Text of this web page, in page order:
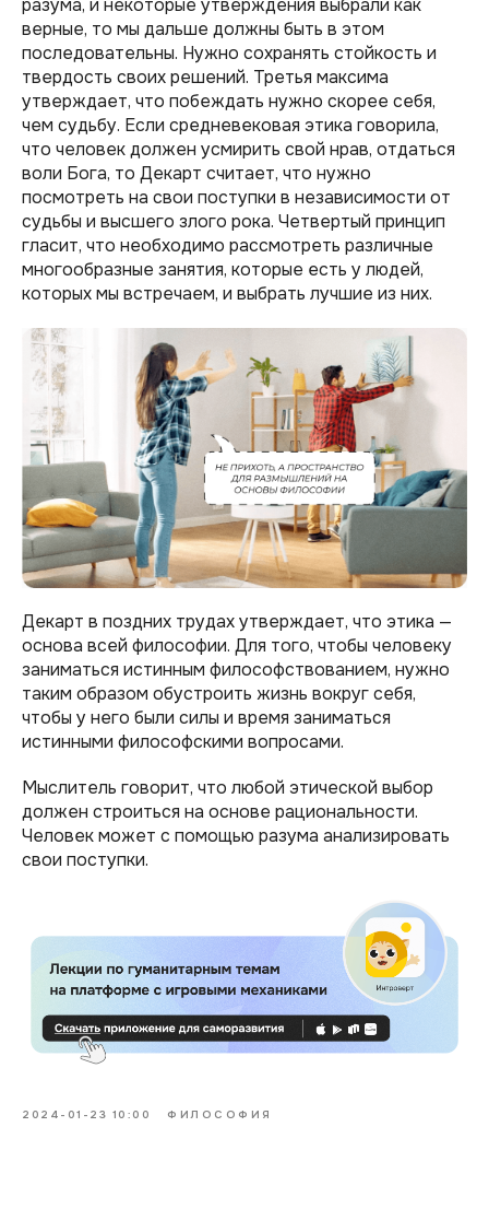
разума, и некоторые утверждения выбрали как
верные, то мы дальше должны быть в этом
последовательны. Нужно сохранять стойкость и
твердость своих решений. Третья максима
утверждает, что побеждать нужно скорее себя,
чем судьбу. Если средневековая этика говорила,
что человек должен усмирить свой нрав, отдаться
воли Бога, то Декарт считает, что нужно
посмотреть на свои поступки в независимости от
судьбы и высшего злого рока. Четвертый принцип
гласит, что необходимо рассмотреть различные
многообразные занятия, которые есть у людей,
которых мы встречаем, и выбрать лучшие из них.
Декарт в поздних трудах утверждает, что этика —
основа всей философии. Для того, чтобы человеку
заниматься истинным философствованием, нужно
таким образом обустроить жизнь вокруг себя,
чтобы у него были силы и время заниматься
истинными философскими вопросами.
Мыслитель говорит, что любой этической выбор
должен строиться на основе рациональности.
Человек может с помощью разума анализировать
свои поступки.
2024-01-23 10:00 ФИЛОСОФИЯ